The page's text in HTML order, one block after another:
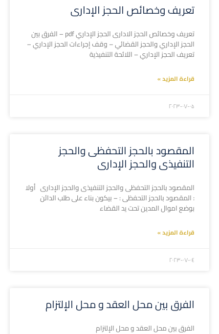
تعريف وخصائص الحجز الإدارى
تعريف وخصائص الحجز الادارى الحجز الإداري pdf – الفرق بين
الحجز الإداري والحجز القضائي – وقف إجراءات الحجز الإداري –
تعريف الحجز الإداري – اللائحة التنفيذية
قراءة المزيد »
۲۰۲۳-۰۷-۰۵
المقصود بالحجز التحفظى والحجز
التنفيذى والحجز الإدارى
المقصود بالحجز التحفظى والحجز التنفيذى والحجز الإدارى أولا
: المقصود بالحجز التحفظى : – بيكون بناء على طلب الدائن
بوضع اموال المدين تحت يد القضاء
قراءة المزيد »
۲۰۲۳-۰۷-۰٤
الفرق بين محل العقد و محل الإلتزام
الفرق بين محل العقد و محل الإلتزام